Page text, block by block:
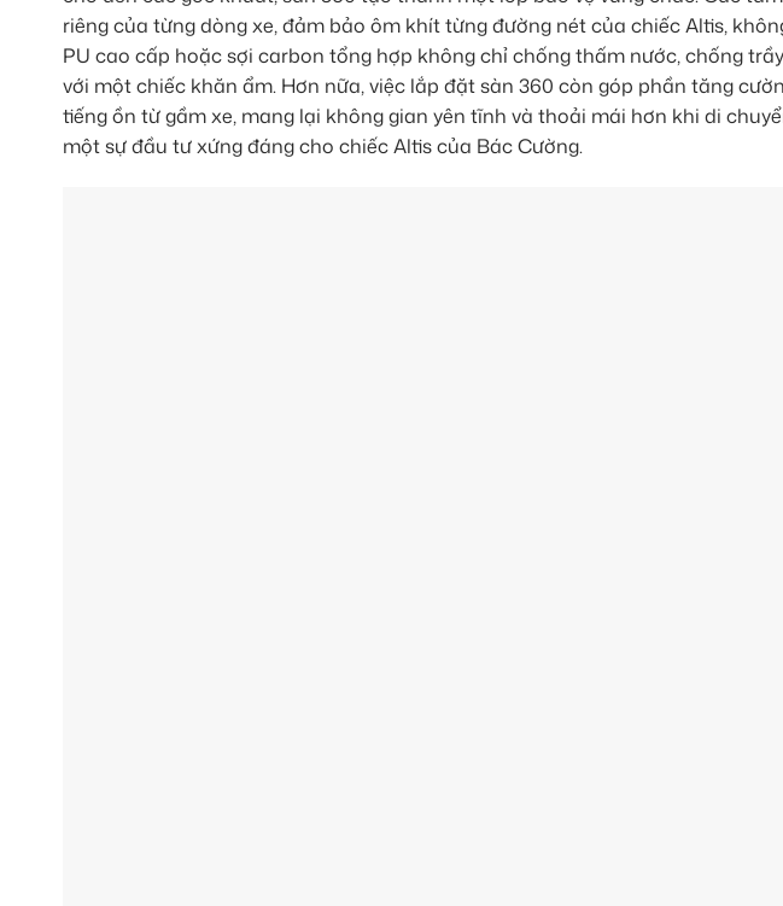
riêng của từng dòng xe, đảm bảo ôm khít từng đường nét của chiếc Altis,
PU cao cấp hoặc sợi carbon tổng hợp không chỉ chống thấm nước, chống
với một chiếc khăn ẩm. Hơn nữa, việc lắp đặt sàn 360 còn góp phần tăng
tiếng ồn từ gầm xe, mang lại không gian yên tĩnh và thoải mái hơn khi di
một sự đầu tư xứng đáng cho chiếc Altis của Bác Cường.